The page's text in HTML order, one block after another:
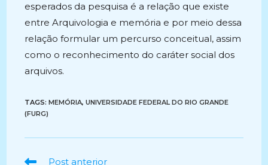
esperados da pesquisa é a relação que existe
entre Arquivologia e memória e por meio dessa
relação formular um percurso conceitual, assim
como o reconhecimento do caráter social dos
arquivos.
TAGS:MEMÓRIA, UNIVERSIDADE FEDERAL DO RIO GRANDE
(FURG)
Ler
Post anterior